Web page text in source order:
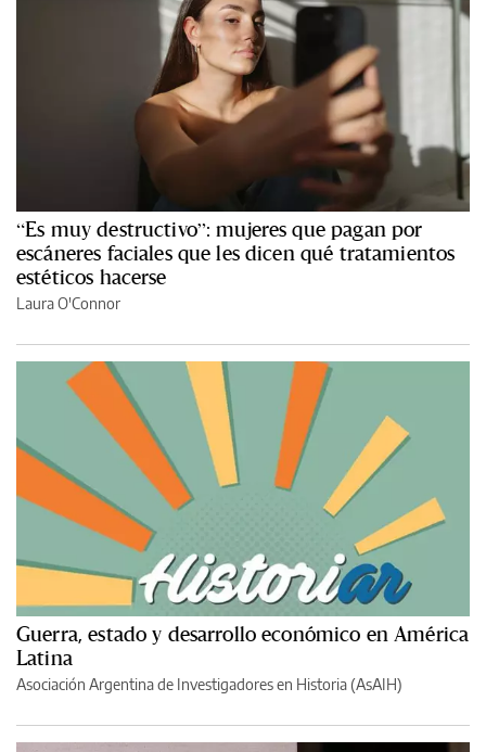
“Es muy destructivo”: mujeres que pagan por
escáneres faciales que les dicen qué tratamientos
estéticos hacerse
Laura O'Connor
Guerra, estado y desarrollo económico en América
Latina
Asociación Argentina de Investigadores en Historia (AsAIH)